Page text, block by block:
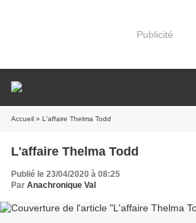
Publicité
Accueil » L'affaire Thelma Todd
L'affaire Thelma Todd
Publié le 23/04/2020 à 08:25
Par Anachronique Val